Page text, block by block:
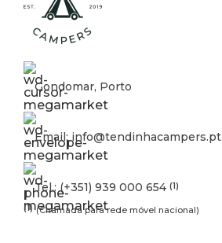
Gondomar, Porto
Email: info@tendinhacampers.pt
Tel.: (+351) 939 000 654 (1)
(1) (Chamada para rede móvel nacional)